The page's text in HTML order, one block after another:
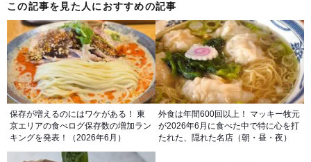
この記事を見た人におすすめの記事
保存が増えるのにはワケがある！ 東
京エリアの食べログ保存数の増加ラン
キングを発表！（2026年6月）
外食は年間600回以上！ マッキー牧元
が2026年6月に食べた中で特に心を打
たれた、隠れた名店（朝・昼・夜）